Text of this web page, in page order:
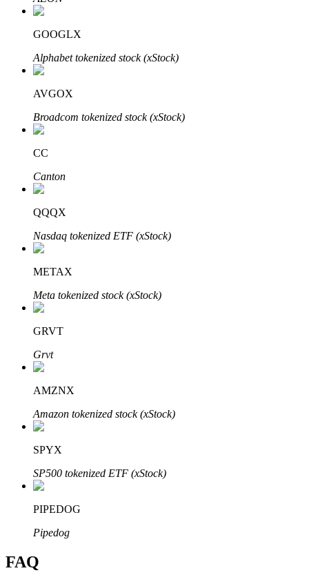
Auto Invest
Meer informatie over het verdienen van passief inkomen
Bitrue
Bitrue-partners
Bitrue Affiliates
Tot 65% commissies!
GOOGLX
Alphabet tokenized stock (xStock)
AVGOX
Broadcom tokenized stock (xStock)
CC
Canton
QQQX
Nasdaq tokenized ETF (xStock)
METAX
Meta tokenized stock (xStock)
GRVT
Grvt
AMZNX
Amazon tokenized stock (xStock)
SPYX
SP500 tokenized ETF (xStock)
PIPEDOG
Pipedog
FAQ